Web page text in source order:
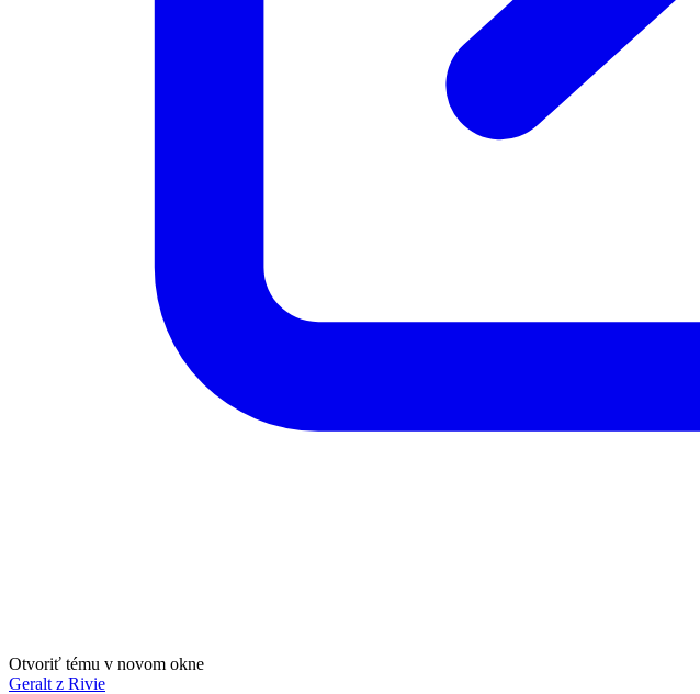
Otvoriť tému v novom okne
Geralt z Rivie